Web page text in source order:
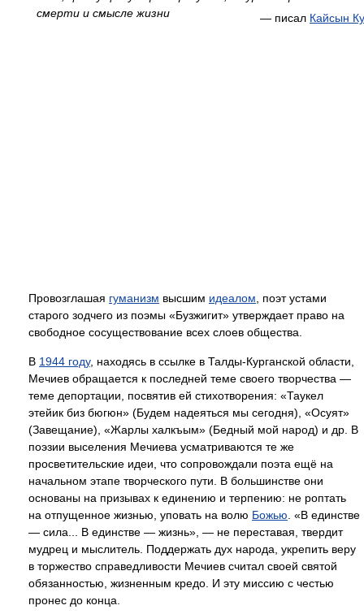
смерти и смысле жизни
— писал Кайсын
Провозглашая гуманизм высшим идеалом, поэт устами
старого зодчего из поэмы «Бузжигит» утверждает право на
свободное сосуществование всех слоев общества.
В 1944 году, находясь в ссылке в Талды-Курганской области,
Мечиев обращается к последней теме своего творчества —
теме депортации, посвятив ей стихотворения: «Таукел
этейик биз бюгюн» (Будем надеяться мы сегодня), «Осуят»
(Завещание), «Жарлы халкъым» (Бедный мой народ) и др. В
поэзии выселения Мечиева усматриваются те же
просветительские идеи, что сопровождали поэта ещё на
начальном этапе творческого пути. В большинстве они
основаны на призывах к единению и терпению: не роптать
на отпущенное жизнью, уповать на волю Божью. «В единстве
— сила... В единстве — жизнь», — не переставая, твердит
мудрец и мыслитель. Поддержать дух народа, укрепить веру
в торжество справедливости Мечиев считал своей святой
обязанностью, жизненным кредо. И эту миссию с честью
пронес до конца.